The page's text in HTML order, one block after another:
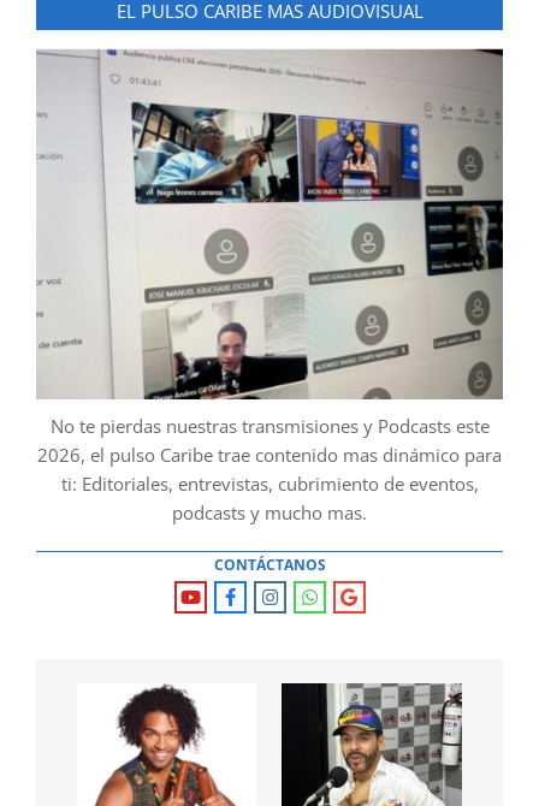
EL PULSO CARIBE MAS AUDIOVISUAL
No te pierdas nuestras transmisiones y Podcasts este
2026, el pulso Caribe trae contenido mas dinámico para
ti: Editoriales, entrevistas, cubrimiento de eventos,
podcasts y mucho mas.
CONTÁCTANOS